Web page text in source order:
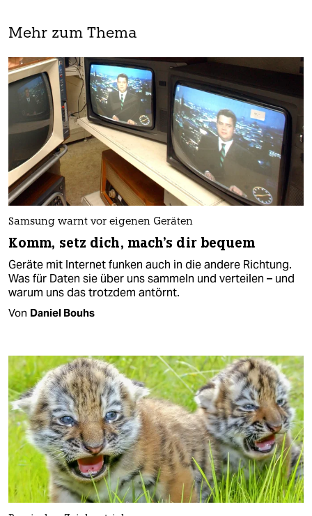
Mehr zum Thema
Samsung warnt vor eigenen Geräten
Komm, setz dich, mach's dir bequem
Geräte mit Internet funken auch in die andere Richtung.
Was für Daten sie über uns sammeln und verteilen – und
warum uns das trotzdem antörnt.
Von Daniel Bouhs